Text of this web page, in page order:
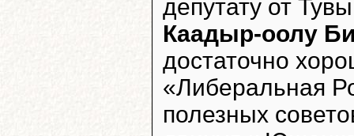
депутату от
Каадыр-оолу
достаточно
«Либеральная
полезных